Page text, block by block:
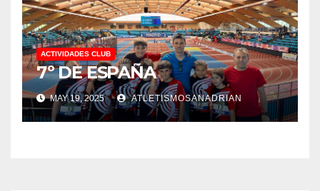
ACTIVIDADES CLUB
7º DE ESPAÑA
MAY 19, 2025 ATLETISMOSANADRIAN